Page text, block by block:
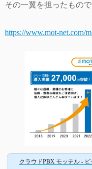
その一翼を担ったもので
https://www.mot-net.com/
クラウドPBX モッテル -